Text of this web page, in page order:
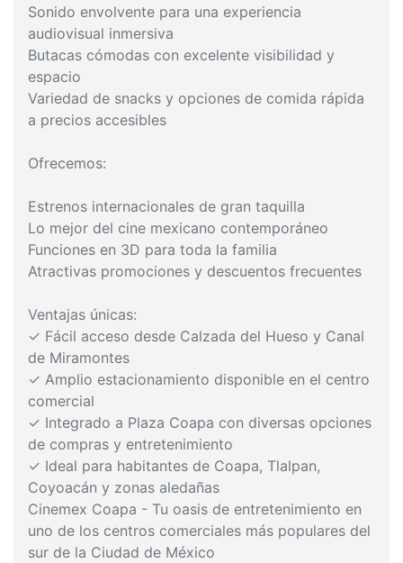
Sonido envolvente para una experiencia
audiovisual inmersiva
Butacas cómodas con excelente visibilidad y
espacio
Variedad de snacks y opciones de comida rápida
a precios accesibles
Ofrecemos:
Estrenos internacionales de gran taquilla
Lo mejor del cine mexicano contemporáneo
Funciones en 3D para toda la familia
Atractivas promociones y descuentos frecuentes
Ventajas únicas:
✓ Fácil acceso desde Calzada del Hueso y Canal
de Miramontes
✓ Amplio estacionamiento disponible en el centro
comercial
✓ Integrado a Plaza Coapa con diversas opciones
de compras y entretenimiento
✓ Ideal para habitantes de Coapa, Tlalpan,
Coyoacán y zonas aledañas
Cinemex Coapa - Tu oasis de entretenimiento en
uno de los centros comerciales más populares del
sur de la Ciudad de México